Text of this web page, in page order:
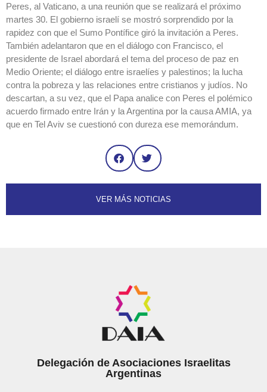
Peres, al Vaticano, a una reunión que se realizará el próximo
martes 30. El gobierno israelí se mostró sorprendido por la
rapidez con que el Sumo Pontífice giró la invitación a Peres.
También adelantaron que en el diálogo con Francisco, el
presidente de Israel abordará el tema del proceso de paz en
Medio Oriente; el diálogo entre israelíes y palestinos; la lucha
contra la pobreza y las relaciones entre cristianos y judíos. No
descartan, a su vez, que el Papa analice con Peres el polémico
acuerdo firmado entre Irán y la Argentina por la causa AMIA, ya
que en Tel Aviv se cuestionó con dureza ese memorándum.
VER MÁS NOTICIAS
Delegación de Asociaciones Israelitas
Argentinas